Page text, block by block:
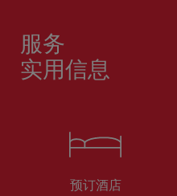
服务
实用信息
预订酒店